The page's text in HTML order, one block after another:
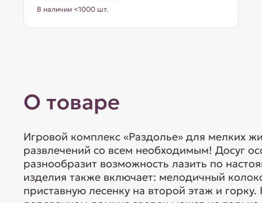
В наличии <1000 шт.
О товаре
Игровой комплекс «Раздолье» для мелких
развлечений со всем необходимым! Досуг
разнообразит возможность лазить по
изделия также включает: мелодичный
приставную лесенку на второй этаж и